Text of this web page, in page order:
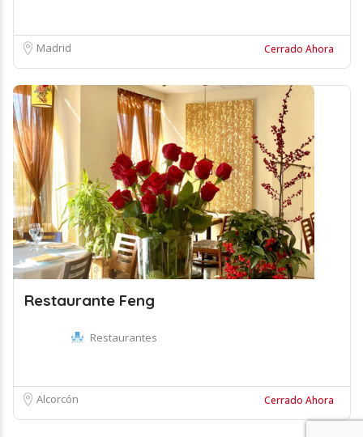
Madrid Cerrado Ahora
Restaurante Feng
Restaurantes
Alcorcón Cerrado Ahora